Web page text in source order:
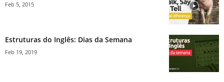
Feb 5, 2015
Estruturas do Inglês: Dias da Semana
Feb 19, 2019